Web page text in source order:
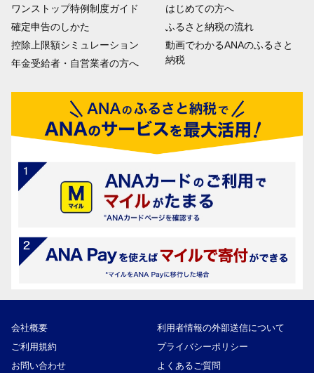
ワンストップ特例制度ガイド
確定申告のしかた
控除上限額シミュレーション
年金受給者・自営業者の方へ
はじめての方へ
ふるさと納税の流れ
動画でわかるANAのふるさと
納税
会社概要
利用者情報の外部送信について
ご利用規約
プライバシーポリシー
お問い合わせ
よくあるご質問